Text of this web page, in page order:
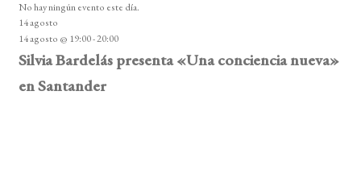
No hay ningún evento este día.
14 agosto
14 agosto @ 19:00-20:00
Silvia Bardelás presenta «Una conciencia nueva»
en Santander